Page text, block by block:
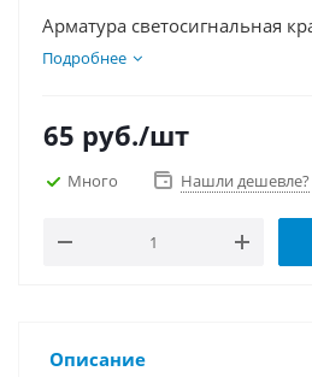
Арматура светосигнальная
Подробнее
65 руб./шт
Много Нашли дешевле?
Описание